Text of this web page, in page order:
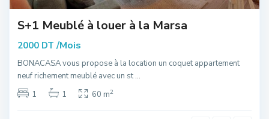
S+1 Meublé à louer à la Marsa
2000 DT /Mois
BONACASA vous propose à la location un coquet appartement
neuf richement meublé avec un st...
1
1 60 m2